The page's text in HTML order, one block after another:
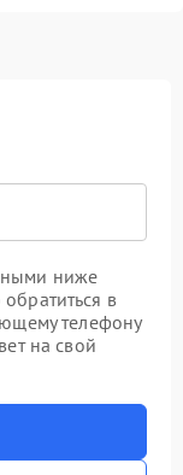
ниже
в
телефону
на свой